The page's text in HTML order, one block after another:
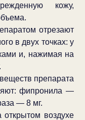
кожу,
отрезают
в двух точках: у
и, нажимая на
препарата
фипронила —
— 8 мг.
воздухе